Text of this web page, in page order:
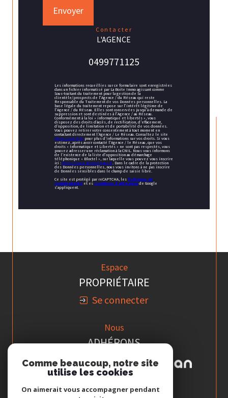
Envoyer
contacter
L'AGENCE
0499771125
Les informations recueillies sur ce formulaire sont enregistrées
dans un fichier informatisé par La Boite Immo agissant comme
Sous-traitant du traitement pour la gestion de la
clientèle/prospects de l'Agence / du Réseau qui reste
Responsable du Traitement de vos Données personnelles. La
base légale du traitement repose sur l'intérêt légitime de
l'Agence / du Réseau. Elles sont conservées jusqu'à demande de
suppression et sont destinées à l'Agence / au Réseau.
Conformément à la loi « informatique et libertés », vous
disposez des droits d’accès, de rectification, d’effacement,
d’opposition, de limitation et de portabilité de vos données.
Vous pouvez retirer votre consentement à tout moment en
contactant directement l’Agence / Le Réseau. Consultez le site
https://cnil.fr/frpour plus d’informations sur vos droits. Si vous
estimez, après avoir contacté l'Agence / le Réseau, que vos
droits « Informatique et Libertés » ne sont pas respectés, vous
pouvez adresser une réclamation à la CNIL. Nous vous informons
de l’existence de la liste d'opposition au démarchage
téléphonique « Bloctel », sur laquelle vous pouvez vous inscrire
ici : https://www.bloctel.gouv.fr. Dans le cadre de la protection
des Données personnelles, nous vous invitons à ne pas inscrire
de Données sensibles dans le champ de saisie libre.
Ce site est protégé par reCAPTCHA, lesPolitiques de
Confidentialité et esConditions d'utilisationde Google
s'appliquent.
Espace
PROPRIÉTAIRE
Se connecter
Nous
ADHÉRONS
Comme beaucoup, notre site
utilise les cookies
On aimerait vous accompagner pendant